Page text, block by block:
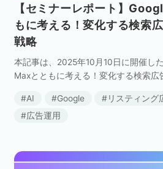
【セミナーレポート】
もに考える！変化する検索
戦略
本記事は、2025年10月10日に開催し
Maxとともに考える！変化する検索広
段として 「検索エ […]
AI Google リスティング
広告運用